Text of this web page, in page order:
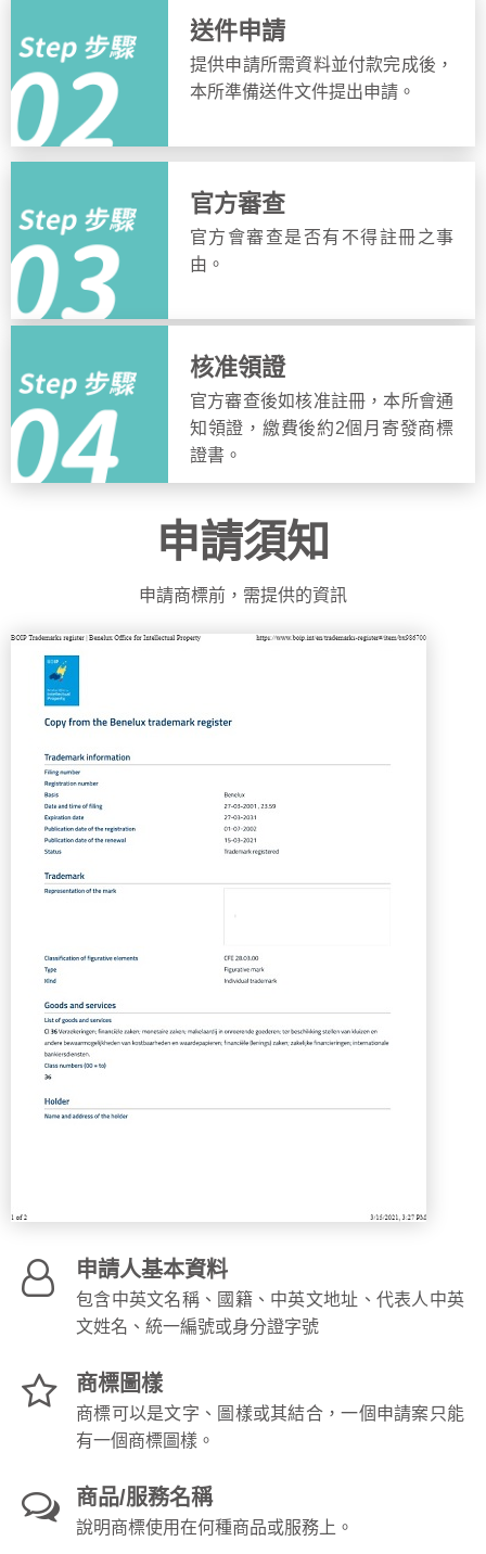
送件申請
提供申請所需資料並付款完成後，
本所準備送件文件提出申請。
官方審查
官方會審查是否有不得註冊之事
由。
核准領證
官方審查後如核准註冊，本所會通
知領證，繳費後約2個月寄發商標
證書。
申請須知
申請商標前，需提供的資訊
申請人基本資料
包含中英文名稱、國籍、中英文地址、代表人中英
文姓名、統一編號或身分證字號
商標圖樣
商標可以是文字、圖樣或其結合，一個申請案只能
有一個商標圖樣。
商品/服務名稱
說明商標使用在何種商品或服務上。